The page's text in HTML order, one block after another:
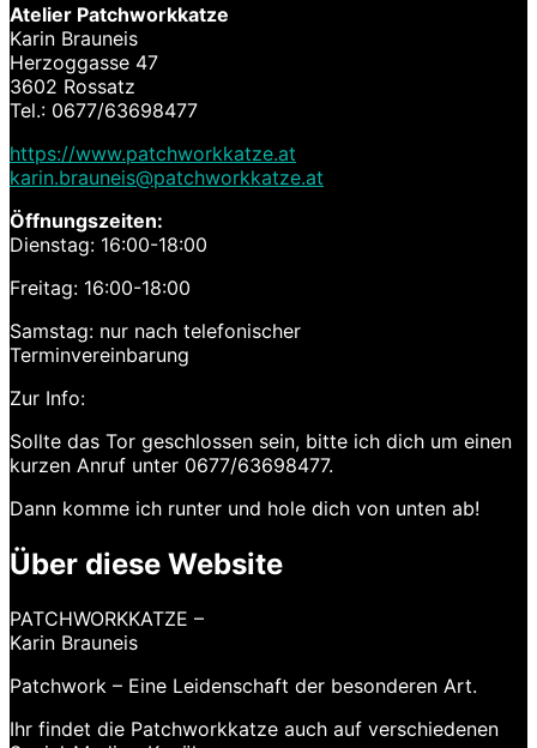
Atelier Patchworkkatze
Karin Brauneis
Herzoggasse 47
3602 Rossatz
Tel.: 0677/63698477
https://www.patchworkkatze.at
karin.brauneis@patchworkkatze.at
Öffnungszeiten:
Dienstag: 16:00-18:00
Freitag: 16:00-18:00
Samstag: nur nach telefonischer
Terminvereinbarung
Zur Info:
Sollte das Tor geschlossen sein, bitte ich dich um einen
kurzen Anruf unter 0677/63698477.
Dann komme ich runter und hole dich von unten ab!
Über diese Website
PATCHWORKKATZE –
Karin Brauneis
Patchwork – Eine Leidenschaft der besonderen Art.
Ihr findet die Patchworkkatze auch auf verschiedenen